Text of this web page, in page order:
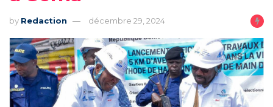
by Redaction décembre 29, 2024